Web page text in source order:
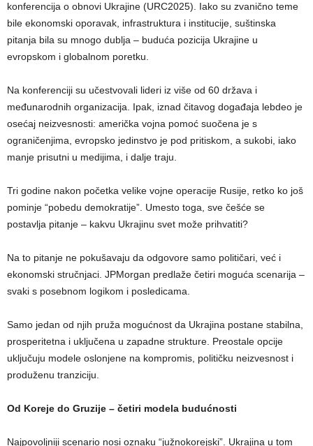
konferencija o obnovi Ukrajine (URC2025). Iako su zvanično teme
bile ekonomski oporavak, infrastruktura i institucije, suštinska
pitanja bila su mnogo dublja – buduća pozicija Ukrajine u
evropskom i globalnom poretku.
Na konferenciji su učestvovali lideri iz više od 60 država i
međunarodnih organizacija. Ipak, iznad čitavog događaja lebdeo je
osećaj neizvesnosti: američka vojna pomoć suočena je s
ograničenjima, evropsko jedinstvo je pod pritiskom, a sukobi, iako
manje prisutni u medijima, i dalje traju.
Tri godine nakon početka velike vojne operacije Rusije, retko ko još
pominje “pobedu demokratije”. Umesto toga, sve češće se
postavlja pitanje – kakvu Ukrajinu svet može prihvatiti?
Na to pitanje ne pokušavaju da odgovore samo političari, već i
ekonomski stručnjaci. JPMorgan predlaže četiri moguća scenarija –
svaki s posebnom logikom i posledicama.
Samo jedan od njih pruža mogućnost da Ukrajina postane stabilna,
prosperitetna i uključena u zapadne strukture. Preostale opcije
uključuju modele oslonjene na kompromis, političku neizvesnost i
produženu tranziciju.
Od Koreje do Gruzije – četiri modela budućnosti
Najpovoljniji scenario nosi oznaku “južnokorejski”. Ukrajina u tom